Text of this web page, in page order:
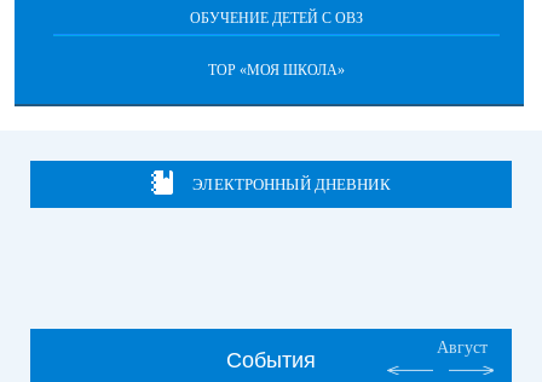
ОБУЧЕНИЕ ДЕТЕЙ С ОВЗ
ТОР «МОЯ ШКОЛА»
ЭЛЕКТРОННЫЙ ДНЕВНИК
События
Август